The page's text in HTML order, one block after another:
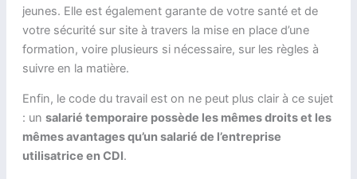
jeunes. Elle est également garante de votre santé et de
votre sécurité sur site à travers la mise en place d’une
formation, voire plusieurs si nécessaire, sur les règles à
suivre en la matière.
Enfin, le code du travail est on ne peut plus clair à ce sujet
: un salarié temporaire possède les mêmes droits et les
mêmes avantages qu’un salarié de l’entreprise
utilisatrice en CDI.